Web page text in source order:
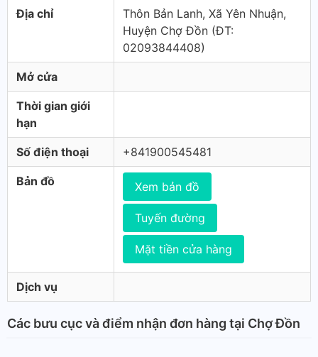
Địa chỉ
Thôn Bản Lanh, Xã Yên Nhuận,
Huyện Chợ Đồn (ÐT:
02093844408)
Mở cửa
Thời gian giới
hạn
Số điện thoại +841900545481
Bản đồ Xem bản đồ
Tuyến đường
Mặt tiền cửa hàng
Dịch vụ
Các bưu cục và điểm nhận đơn hàng tại Chợ Đồn